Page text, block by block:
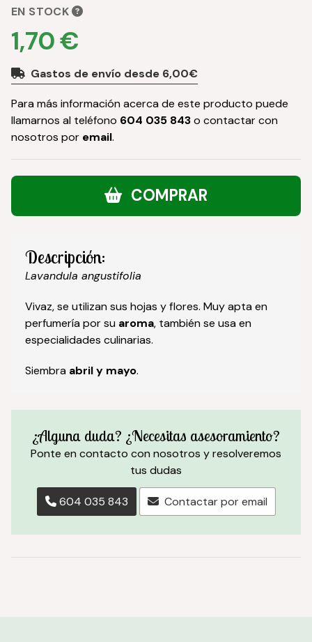
EN STOCK
1,70 €
Gastos de envío desde 6,00€
Para más información acerca de este producto puede
llamarnos al teléfono 604 035 843o contactar con
nosotros por email.
COMPRAR
Descripción:
Lavandula angustifolia
Vivaz, se utilizan sus hojas y flores. Muy apta en
perfumería por su aroma, también se usa en
especialidades culinarias.
Siembra abril y mayo.
¿Alguna duda? ¿Necesitas asesoramiento?
Ponte en contacto con nosotros y resolveremos
tus dudas
604 035 843 Contactar por email